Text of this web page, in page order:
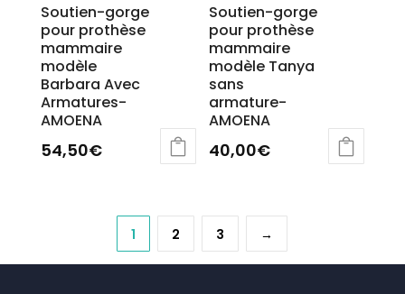
Soutien-gorge
pour prothèse
mammaire
modèle
Barbara Avec
Armatures-
AMOENA
54,50€
Soutien-gorge
pour prothèse
mammaire
modèle Tanya
sans
armature-
AMOENA
40,00€
a
plusieurs
variations.
1 2 3 →